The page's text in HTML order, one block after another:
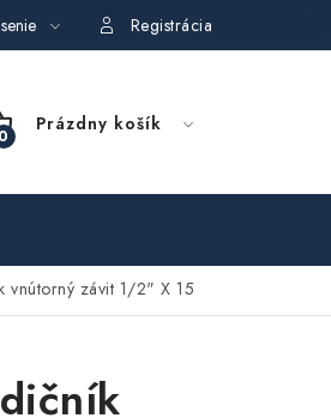
požičovne náradia
Registrácia
NÁKUPNÝ
Prázdny košík
vnútorný závit 1/2" X 15